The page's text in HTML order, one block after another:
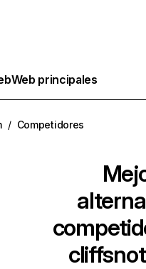
Web principales
/ Competidores